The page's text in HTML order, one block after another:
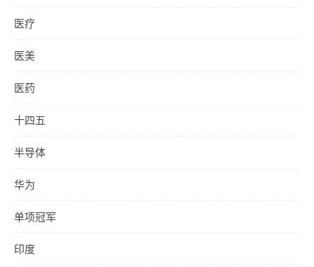
医疗
医美
医药
十四五
半导体
华为
单项冠军
印度